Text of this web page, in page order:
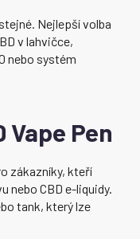
Nejlepší volba
v lahvičce,
nebo systém
Vape Pen
zákazníky, kteří
nebo CBD e-liquidy.
tank, který lze